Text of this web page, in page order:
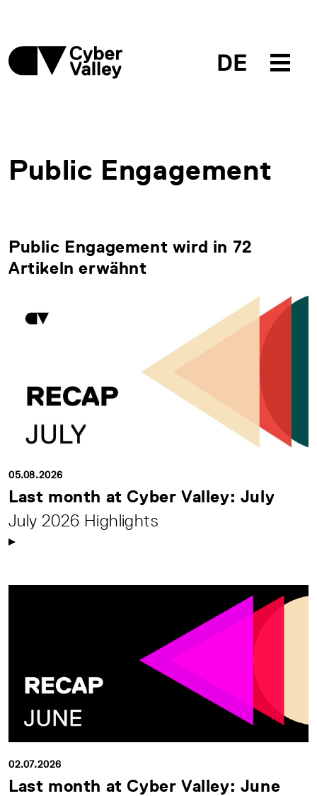
DE
Public Engagement
Public Engagement wird in 72
Artikeln erwähnt
05.08.2026
Last month at Cyber Valley: July
July 2026 Highlights
02.07.2026
Last month at Cyber Valley: June